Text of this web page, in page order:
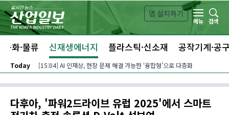
본문 바로가기
앱 설치하기
메뉴
검색
동화·물류 신재생에너지 플라스틱·신소재 공작기계·공
Today [15:04] AI 인재상, 현장 문제 해결 가능한 ‘융합형’으로 다층화
다후아, '파워2드라이브 유럽 2025'에서 스마트